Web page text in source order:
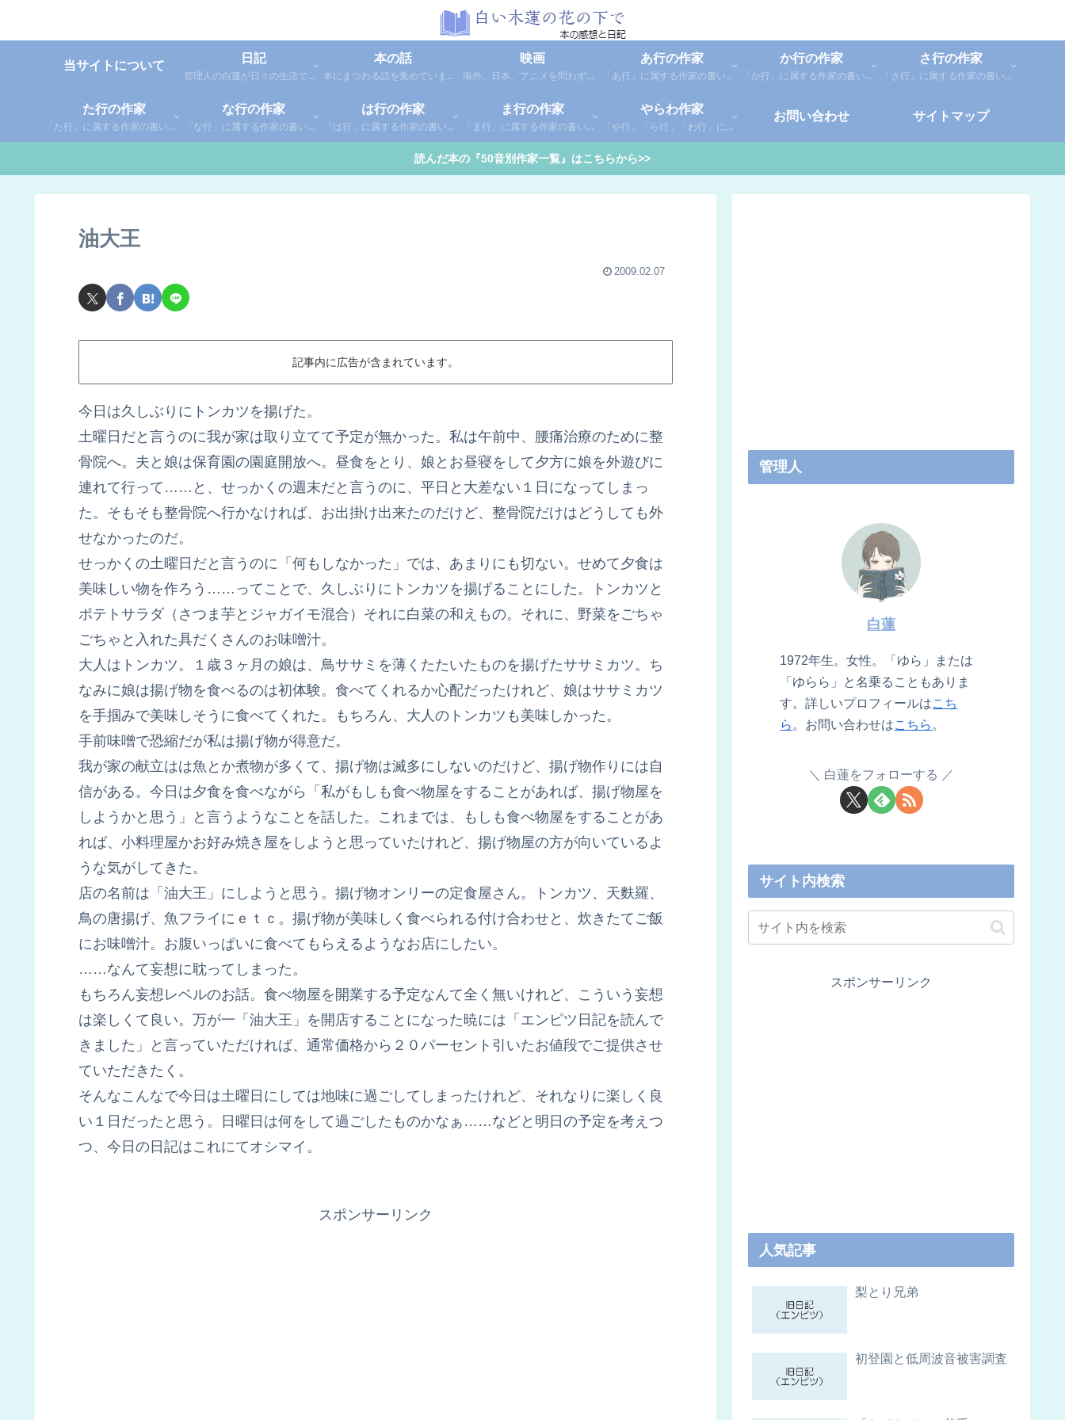
当サイトについて
日記
管理人の白蓮が日々の生活で感じた事や考えた事を綴った個人的な日記です。
本の話
本にまつわる話を集めています。1年間に読んだ本の総括や、本に関する話題など。
映画
海外、日本、アニメを問わず映画の感想（レビュー）を綴っています。
あ行の作家
「あ行」に属する作家の書いた本の感想です。「あ」「い」「う」「え」「お」に分類しているので、お好きな作家の作品を探してみてください。
か行の作家
「か行」に属する作家の書いた本の感想です。さらに「か」「き」「く」「け」「こ」に分類していあります。お好きな作家の作品を探してみてください。
さ行の作家
「さ行」に属する作家の書いた本の感想です。さらに「さ」「し」「す」「せ」「そ」に分類していあります。お好きな作家の作品を探してみてください。
た行の作家
「た行」に属する作家の書いた本の感想です。さらに「た」「ち」「つ」「て」「と」に分類していあります。お好きな作家の作品を探してみてください。
な行の作家
「な行」に属する作家の書いた本の感想です。さらに「な」「に」「ぬ」「ね」「の」に分類していあります。お好きな作家の作品を探してみてください。
は行の作家
「は行」に属する作家の書いた本の感想です。さらに「は」「ひ」「ふ」「へ」「ほ」に分類していあります。お好きな作家の作品を探してみてください。
ま行の作家
「ま行」に属する作家の書いた本の感想です。さらに「ま」「み」「む」「め」「も」に分類していあります。お好きな作家の作品を探してみてください。
やらわ作家
「や行」「ら行」「わ行」に属する作家の書いた本の感想です。さらに「や」「ゆ」「よ」「り」「れ」「わ」に分類していあります。お好きな作家の作品を探してみてください。
お問い合わせ サイトマップ
読んだ本の『50音別作家一覧』はこちらから>>
油大王
2009.02.07
記事内に広告が含まれています。
今日は久しぶりにトンカツを揚げた。
土曜日だと言うのに我が家は取り立てて予定が無かった。私は午前中、腰痛治療のために整
骨院へ。夫と娘は保育園の園庭開放へ。昼食をとり、娘とお昼寝をして夕方に娘を外遊びに
連れて行って……と、せっかくの週末だと言うのに、平日と大差ない１日になってしまっ
た。そもそも整骨院へ行かなければ、お出掛け出来たのだけど、整骨院だけはどうしても外
せなかったのだ。
せっかくの土曜日だと言うのに「何もしなかった」では、あまりにも切ない。せめて夕食は
美味しい物を作ろう……ってことで、久しぶりにトンカツを揚げることにした。トンカツと
ポテトサラダ（さつま芋とジャガイモ混合）それに白菜の和えもの。それに、野菜をごちゃ
ごちゃと入れた具だくさんのお味噌汁。
大人はトンカツ。１歳３ヶ月の娘は、鳥ササミを薄くたたいたものを揚げたササミカツ。ち
なみに娘は揚げ物を食べるのは初体験。食べてくれるか心配だったけれど、娘はササミカツ
を手掴みで美味しそうに食べてくれた。もちろん、大人のトンカツも美味しかった。
手前味噌で恐縮だが私は揚げ物が得意だ。
我が家の献立はは魚とか煮物が多くて、揚げ物は滅多にしないのだけど、揚げ物作りには自
信がある。今日は夕食を食べながら「私がもしも食べ物屋をすることがあれば、揚げ物屋を
しようかと思う」と言うようなことを話した。これまでは、もしも食べ物屋をすることがあ
れば、小料理屋かお好み焼き屋をしようと思っていたけれど、揚げ物屋の方が向いているよ
うな気がしてきた。
店の名前は「油大王」にしようと思う。揚げ物オンリーの定食屋さん。トンカツ、天麩羅、
鳥の唐揚げ、魚フライにｅｔｃ。揚げ物が美味しく食べられる付け合わせと、炊きたてご飯
にお味噌汁。お腹いっぱいに食べてもらえるようなお店にしたい。
……なんて妄想に耽ってしまった。
もちろん妄想レベルのお話。食べ物屋を開業する予定なんて全く無いけれど、こういう妄想
は楽しくて良い。万が一「油大王」を開店することになった暁には「エンピツ日記を読んで
きました」と言っていただければ、通常価格から２０パーセント引いたお値段でご提供させ
ていただきたく。
そんなこんなで今日は土曜日にしては地味に過ごしてしまったけれど、それなりに楽しく良
い１日だったと思う。日曜日は何をして過ごしたものかなぁ……などと明日の予定を考えつ
つ、今日の日記はこれにてオシマイ。
スポンサーリンク
管理人
白蓮
1972年生。女性。「ゆら」または
「ゆらら」と名乗ることもありま
す。詳しいプロフィールはこち
ら 。お問い合わせはこちら 。
白蓮をフォローする
サイト内検索
スポンサーリンク
人気記事
梨とり兄弟
初登園と低周波音被害調査